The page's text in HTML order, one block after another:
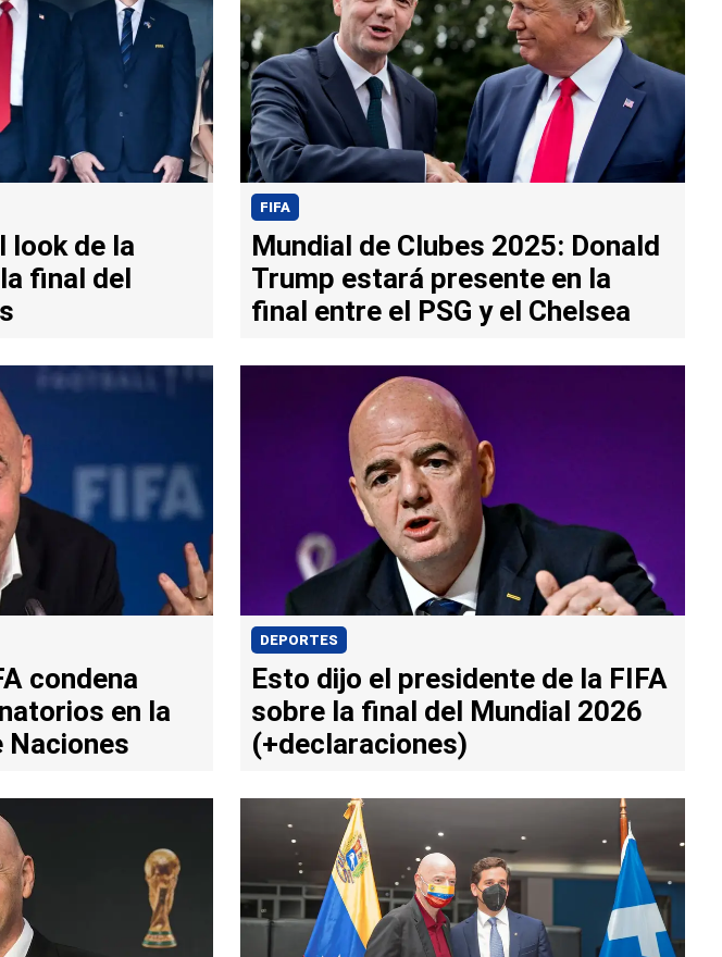
look de la
final del
FIFA
Mundial de Clubes 2025: Donald
Trump estará presente en la
final entre el PSG y el Chelsea
condena
en la
Naciones
DEPORTES
Esto dijo el presidente de la FIFA
sobre la final del Mundial 2026
(+declaraciones)